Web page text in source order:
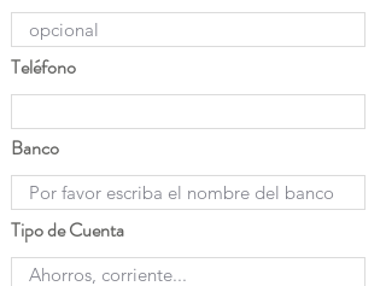
Teléfono
Banco
Tipo de Cuenta